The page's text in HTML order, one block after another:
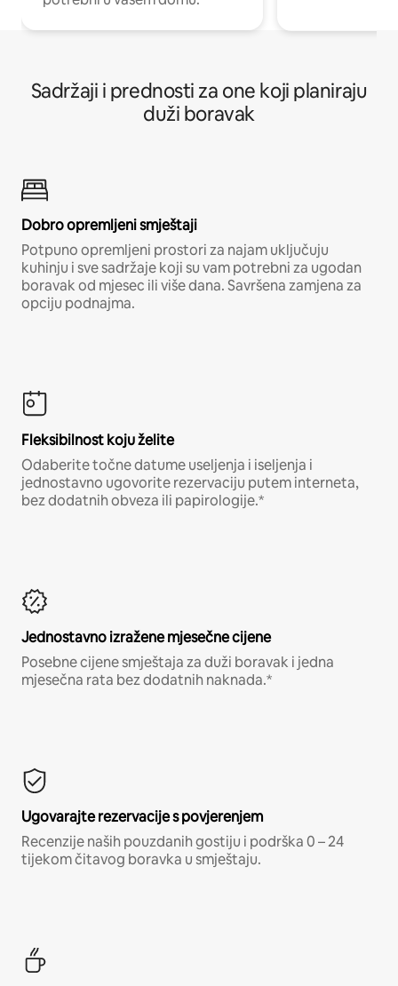
Sadržaji i prednosti za one koji planiraju
duži boravak
Dobro opremljeni smještaji
Potpuno opremljeni prostori za najam uključuju
kuhinju i sve sadržaje koji su vam potrebni za ugodan
boravak od mjesec ili više dana. Savršena zamjena za
opciju podnajma.
Fleksibilnost koju želite
Odaberite točne datume useljenja i iseljenja i
jednostavno ugovorite rezervaciju putem interneta,
bez dodatnih obveza ili papirologije.*
Jednostavno izražene mjesečne cijene
Posebne cijene smještaja za duži boravak i jedna
mjesečna rata bez dodatnih naknada.*
Ugovarajte rezervacije s povjerenjem
Recenzije naših pouzdanih gostiju i podrška 0 – 24
tijekom čitavog boravka u smještaju.